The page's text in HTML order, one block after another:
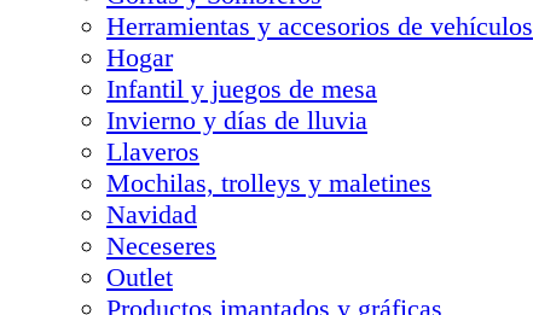
Herramientas y accesorios de vehículos
Hogar
Infantil y juegos de mesa
Invierno y días de lluvia
Llaveros
Mochilas, trolleys y maletines
Navidad
Neceseres
Outlet
Productos imantados y gráficas